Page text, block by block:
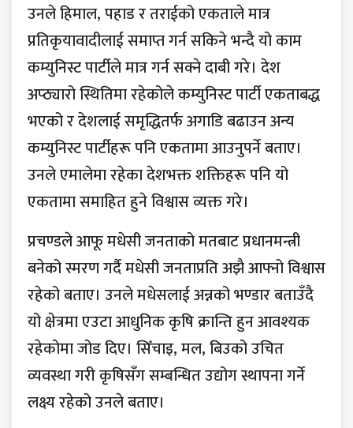
उनले हिमाल, पहाड र तराईको एकताले मात्र
प्रतिकृयावादीलाई समाप्त गर्न सकिने भन्दै यो काम
कम्युनिस्ट पार्टीले मात्र गर्न सक्ने दाबी गरे। देश
अप्ठ्यारो स्थितिमा रहेकोले कम्युनिस्ट पार्टी एकताबद्ध
भएको र देशलाई समृद्धितर्फ अगाडि बढाउन अन्य
कम्युनिस्ट पार्टीहरू पनि एकतामा आउनुपर्ने बताए।
उनले एमालेमा रहेका देशभक्त शक्तिहरू पनि यो
एकतामा समाहित हुने विश्वास व्यक्त गरे।
प्रचण्डले आफू मधेसी जनताको मतबाट प्रधानमन्त्री
बनेको स्मरण गर्दै मधेसी जनताप्रति अझै आफ्नो विश्वास
रहेको बताए। उनले मधेसलाई अन्नको भण्डार बताउँदै
यो क्षेत्रमा एउटा आधुनिक कृषि क्रान्ति हुन आवश्यक
रहेकोमा जोड दिए। सिँचाइ, मल, बिउको उचित
व्यवस्था गरी कृषिसँग सम्बन्धित उद्योग स्थापना गर्ने
लक्ष्य रहेको उनले बताए।